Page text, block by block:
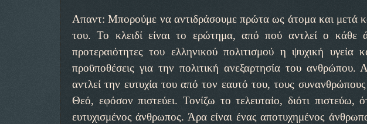
Απαντ: Μπορούμε να αντιδράσουμε πρώτα ως άτομα και μετά
του. Το κλειδί είναι το ερώτημα, από πού αντλεί ο κάθε
προτεραιότητες του ελληνικού πολιτισμού η ψυχική υγεία
προϋποθέσεις για την πολιτική ανεξαρτησία του
αντλεί την ευτυχία του από τον εαυτό του, τους
Θεό, εφόσον πιστεύει. Τονίζω το τελευταίο, διότι πιστεύω,
ευτυχισμένος άνθρωπος. Άρα είναι ένας αποτυχημένος